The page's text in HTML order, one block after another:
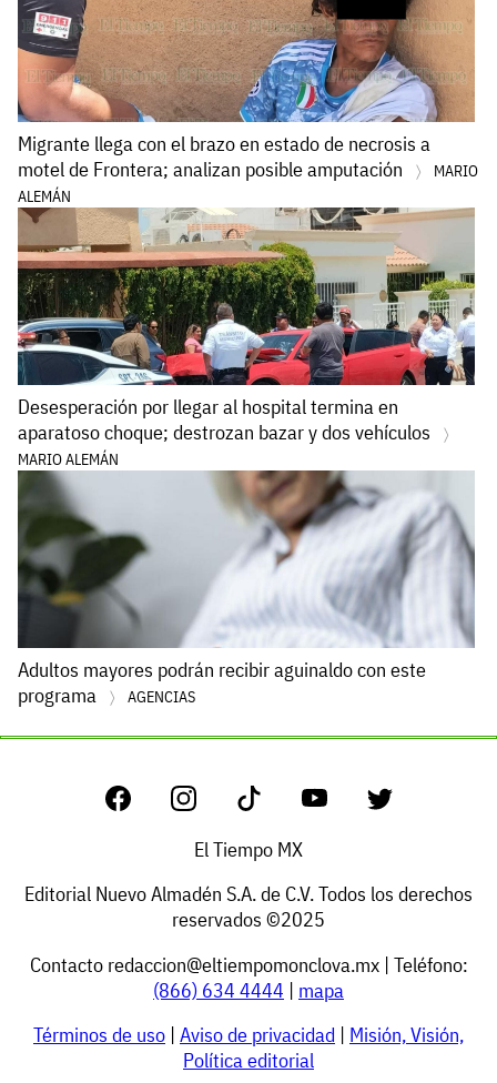
Migrante llega con el brazo en estado de necrosis a
motel de Frontera; analizan posible amputación
MARIO
ALEMÁN
Desesperación por llegar al hospital termina en
aparatoso choque; destrozan bazar y dos vehículos
MARIO ALEMÁN
Adultos mayores podrán recibir aguinaldo con este
programa
AGENCIAS
El Tiempo MX
Editorial Nuevo Almadén S.A. de C.V. Todos los derechos
reservados ©2025
Contacto redaccion@eltiempomonclova.mx| Teléfono:
(866) 634 4444 | mapa
Términos de uso | Aviso de privacidad | Misión, Visión,
Política editorial